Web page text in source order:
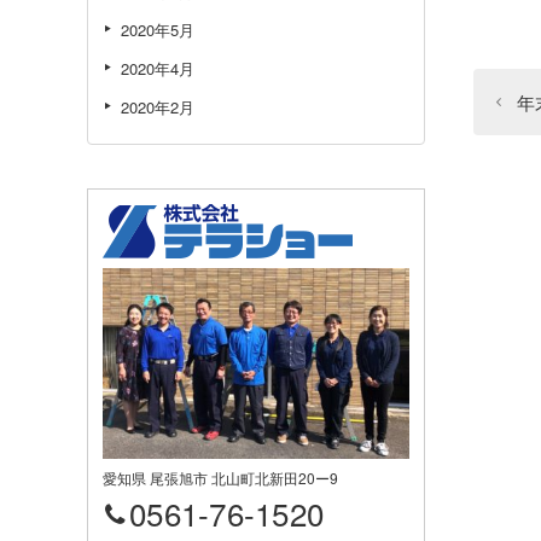
年
2020年5月
2020年4月
2020年2月
愛知県 尾張旭市 北山町北新田20ー9
0561-76-1520